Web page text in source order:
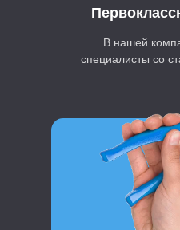
В нашей
специалисты со